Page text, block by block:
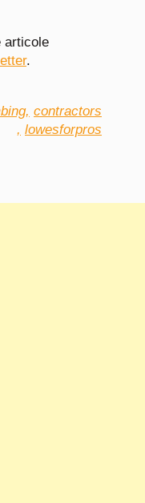
articole
.
contractors
, lowesforpros